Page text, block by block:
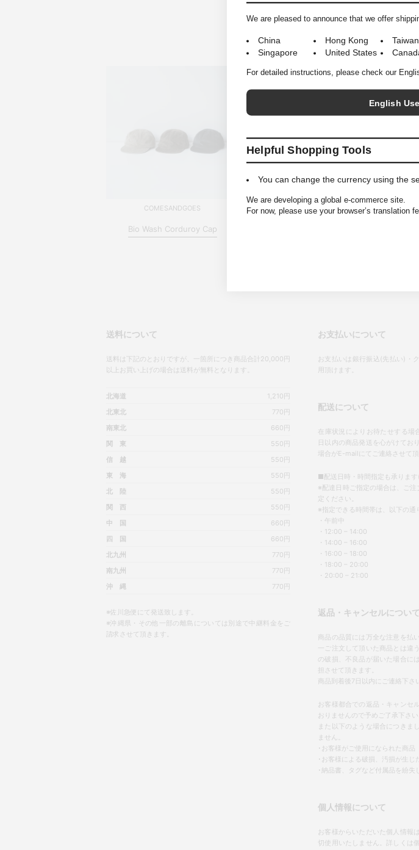
We are pleased to announce that we offer
China Hong Kong Taiwan
Singapore
United States
For detailed instructions, please check our
English
Helpful Shopping Tools
You can change the currency using the
We are developing a global e-commerce site.
For now, please use your browser’s translation
YOU MAY
COMESANDGOES
Bio Wash Corduroy Cap
COMESANDGOES
送料について
送料は下記のとおりですが、一箇所につき商品合計20,000円
以上お買い上げの場合は送料が無料となります。
北海道
1,210円
北東北
770円
南東北
660円
関 東
550円
信 越
550円
東 海
550円
北 陸
550円
関 西
550円
中 国
660円
四 国
660円
北九州
770円
南九州
770円
沖 縄
770円
※佐川急便にて発送致します。
※沖縄県・その他一部の離島については別途で中継料金をご
請求させて頂きます。
お支払いについて
お支払いは銀行振込(先払い)・
用頂けます。
配送について
在庫状況によりお待たせする場
日以内の商品発送を心がけてお
場合がE-mailにてご連絡させて頂
■配送日時・時間指定も承りま
※配達日時ご指定の場合は、ご
定ください。
※指定できる時間帯は、以下の通
・午前中
・12:00 – 14:00
・14:00 – 16:00
・16:00 – 18:00
・18:00 – 20:00
・20:00 – 21:00
返品・キャンセルについて
商品の品質には万全な注意を払
一ご注文して頂いた商品とは違
の破損、不良品が届いた場合に
担させて頂きます。
商品到着後7日以内にご連絡下さ
お客様都合での返品・キャンセ
おりませんので予めご了承下さい
また以下のような場合につきま
ません。
･お客様がご使用になられた商品
･お客様による破損、汚損が生じ
･納品書、タグなど付属品を紛失
個人情報について
お客様からいただいた個人情報
切使用いたしません。詳しくは